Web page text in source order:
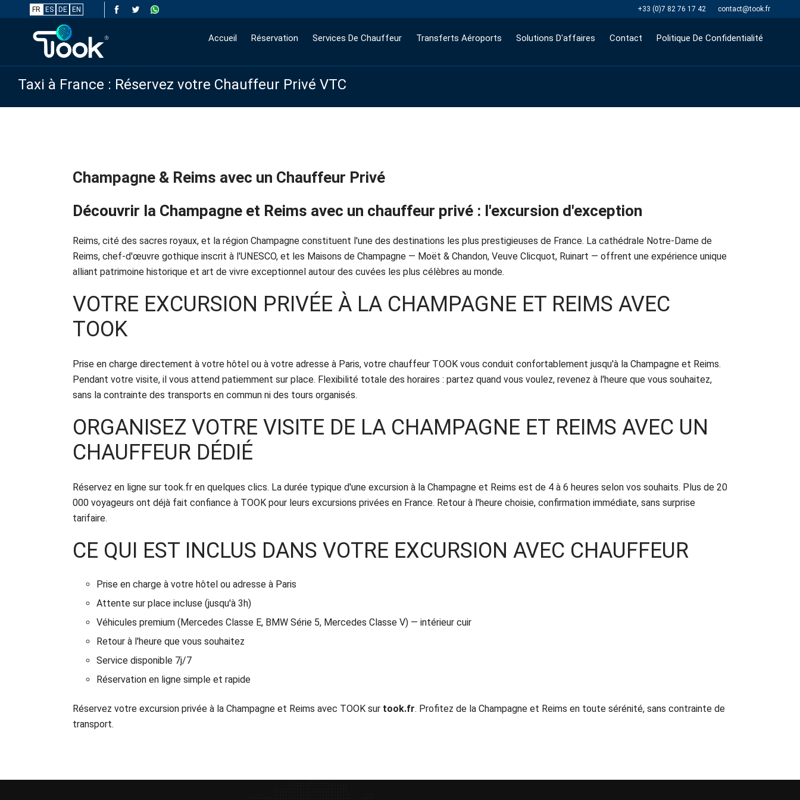
FR ES DE EN contact@took.fr
+33 (0)7 82 76 17 42
Accueil Réservation Services De Chauffeur Transferts Aéroports Solutions D'affaires Contact Politique De Confidentialité
Taxi à France : Réservez votre Chauffeur Privé VTC
Champagne & Reims avec un Chauffeur Privé
Découvrir la Champagne et Reims avec un chauffeur privé : l'excursion d'exception
Reims, cité des sacres royaux, et la région Champagne constituent l'une des destinations les plus prestigieuses de France. La cathédrale Notre-Dame de
Reims, chef-d'œuvre gothique inscrit à l'UNESCO, et les Maisons de Champagne — Moët & Chandon, Veuve Clicquot, Ruinart — offrent une expérience unique
alliant patrimoine historique et art de vivre exceptionnel autour des cuvées les plus célèbres au monde.
VOTRE EXCURSION PRIVÉE À LA CHAMPAGNE ET REIMS AVEC
TOOK
Prise en charge directement à votre hôtel ou à votre adresse à Paris, votre chauffeur TOOK vous conduit confortablement jusqu'à la Champagne et Reims.
Pendant votre visite, il vous attend patiemment sur place. Flexibilité totale des horaires : partez quand vous voulez, revenez à l'heure que vous souhaitez,
sans la contrainte des transports en commun ni des tours organisés.
ORGANISEZ VOTRE VISITE DE LA CHAMPAGNE ET REIMS AVEC UN
CHAUFFEUR DÉDIÉ
Réservez en ligne sur took.fr en quelques clics. La durée typique d'une excursion à la Champagne et Reims est de 4 à 6 heures selon vos souhaits. Plus de 20
000 voyageurs ont déjà fait confiance à TOOK pour leurs excursions privées en France. Retour à l'heure choisie, confirmation immédiate, sans surprise
tarifaire.
CE QUI EST INCLUS DANS VOTRE EXCURSION AVEC CHAUFFEUR
Prise en charge à votre hôtel ou adresse à Paris
Attente sur place incluse (jusqu'à 3h)
Véhicules premium (Mercedes Classe E, BMW Série 5, Mercedes Classe V) — intérieur cuir
Retour à l'heure que vous souhaitez
Service disponible 7j/7
Réservation en ligne simple et rapide
Réservez votre excursion privée à la Champagne et Reims avec TOOK sur took.fr. Profitez de la Champagne et Reims en toute sérénité, sans contrainte de
transport.